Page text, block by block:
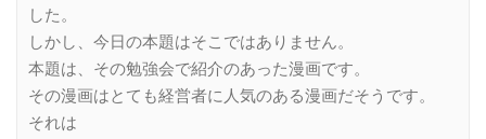
した。
しかし、今日の本題はそこではありません。
本題は、その勉強会で紹介のあった漫画です。
その漫画はとても経営者に人気のある漫画だそうです。
それは